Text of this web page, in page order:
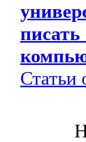
Статьи